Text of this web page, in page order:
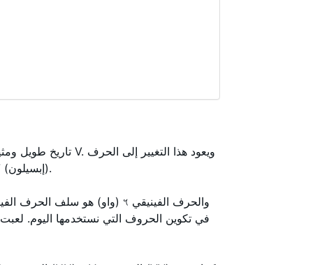
الأتروسكاني 𐌖، الذي يشبه إلى حد كبير الحرف اليوناني 𐌖 (إبسيلون).
والحرف الفينيقي 𐤅 (واو) هو سلف الحرف
في تكوين الحروف التي نستخدمها اليوم. لعبت